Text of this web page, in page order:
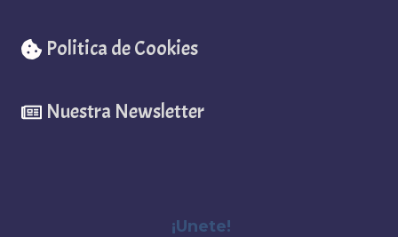
Politica de Cookies
Nuestra Newsletter
¡Unete!